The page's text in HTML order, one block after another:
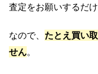
査定をお願いするだ
なので、 たとえ買い
せん。